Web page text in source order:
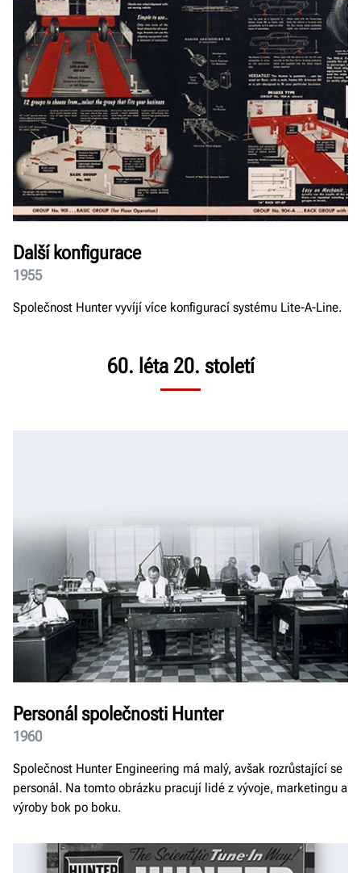
Další konfigurace
1955
Společnost Hunter vyvíjí více konfigurací systému Lite-A-Line.
60. léta 20. století
Personál společnosti Hunter
1960
Společnost Hunter Engineering má malý, avšak rozrůstající se
personál. Na tomto obrázku pracují lidé z vývoje, marketingu a
výroby bok po boku.